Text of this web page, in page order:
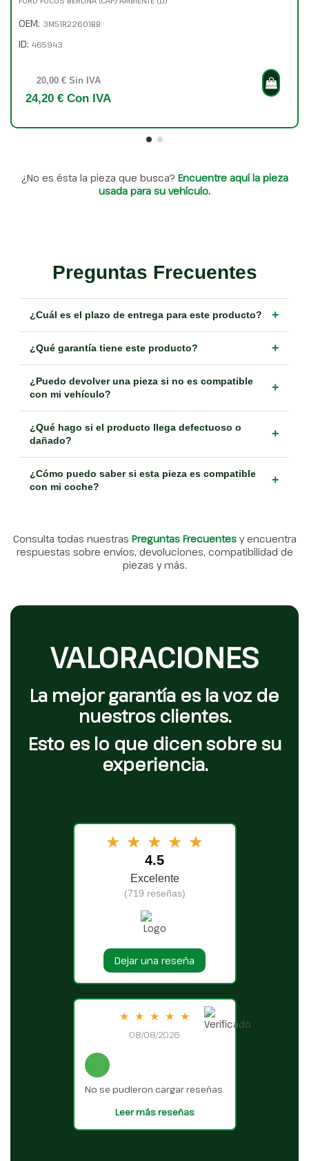
OEM: 3M51R22601BB
ID: 465943
20,00 € Sin IVA
24,20 € Con IVA
¿No es ésta la pieza que busca? Encuentre aquí la pieza
usada para su vehículo.
Preguntas Frecuentes
¿Cuál es el plazo de entrega para este producto? +
¿Qué garantía tiene este producto? +
¿Puedo devolver una pieza si no es compatible
con mi vehículo?
+
¿Qué hago si el producto llega defectuoso o
dañado?
+
¿Cómo puedo saber si esta pieza es compatible
con mi coche?
+
Consulta todas nuestras Preguntas Frecuentes y encuentra
respuestas sobre envíos, devoluciones, compatibilidad de
piezas y más.
VALORACIONES
La mejor garantía es la voz de
nuestros clientes.
Esto es lo que dicen sobre su
experiencia.
★ ★ ★ ★ ★
4.5
Excelente
(719 reseñas)
Dejar una reseña
★ ★ ★ ★ ★
08/08/2026
No se pudieron cargar reseñas.
Leer más reseñas